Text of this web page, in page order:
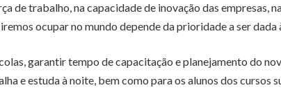
de trabalho, na capacidade de inovação das empresas,
ocupar no mundo depende da prioridade a ser dada
garantir tempo de capacitação e planejamento do
e estuda à noite, bem como para os alunos dos cursos